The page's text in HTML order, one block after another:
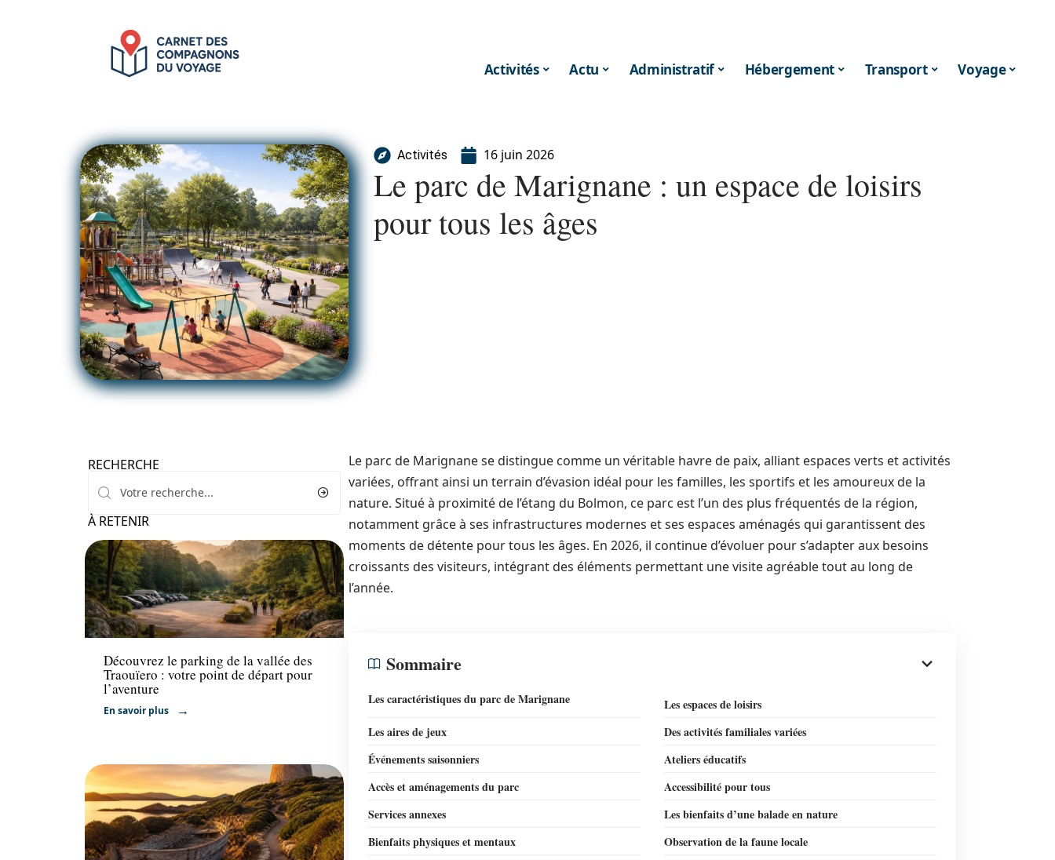
Activités Actu Administratif Hébergement Transport Voyage
Activités 16 juin 2026
Le parc de Marignane : un espace de loisirs
pour tous les âges
RECHERCHE
À RETENIR
Transport
Découvrez le parking de la vallée des
Traouïero : votre point de départ pour
l’aventure
En savoir plus
Activités
Le parc de Marignane se distingue comme un véritable havre de paix, alliant espaces verts et activités
variées, offrant ainsi un terrain d’évasion idéal pour les familles, les sportifs et les amoureux de la
nature. Situé à proximité de l’étang du Bolmon, ce parc est l’un des plus fréquentés de la région,
notamment grâce à ses infrastructures modernes et ses espaces aménagés qui garantissent des
moments de détente pour tous les âges. En 2026, il continue d’évoluer pour s’adapter aux besoins
croissants des visiteurs, intégrant des éléments permettant une visite agréable tout au long de
l’année.
Sommaire
Les caractéristiques du parc de Marignane
Les espaces de loisirs
Les aires de jeux
Des activités familiales variées
Événements saisonniers
Ateliers éducatifs
Accès et aménagements du parc
Accessibilité pour tous
Services annexes
Les bienfaits d’une balade en nature
Bienfaits physiques et mentaux
Observation de la faune locale